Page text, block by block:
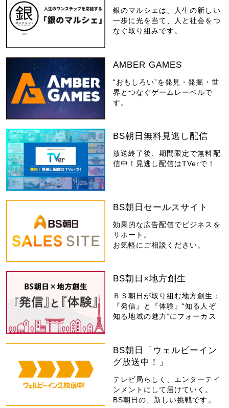
銀のマルシェは、人生の新しい
一歩に光を当て、人と社会をつ
なぐ取り組みです。
AMBER GAMES
“おもしろい”を発見・発掘・世
界とつなぐゲームレーベルで
す。
BS朝日無料見逃し配信
放送終了後、期間限定で無料配
信中！見逃し配信はTVerで！
BS朝日セールスサイト
効果的な広告配信でビジネスを
サポート。
お気軽にご相談ください。
BS朝日×地方創生
ＢＳ朝日が取り組む地方創生：
『発信』と『体験』“知る人ぞ
知る地域の魅力”にフォーカス
BS朝日「ウェルビーイン
グ放送中！」
テレビ局らしく、エンターテイ
ンメントにして届けていく。
BS朝日の、新しい挑戦です。